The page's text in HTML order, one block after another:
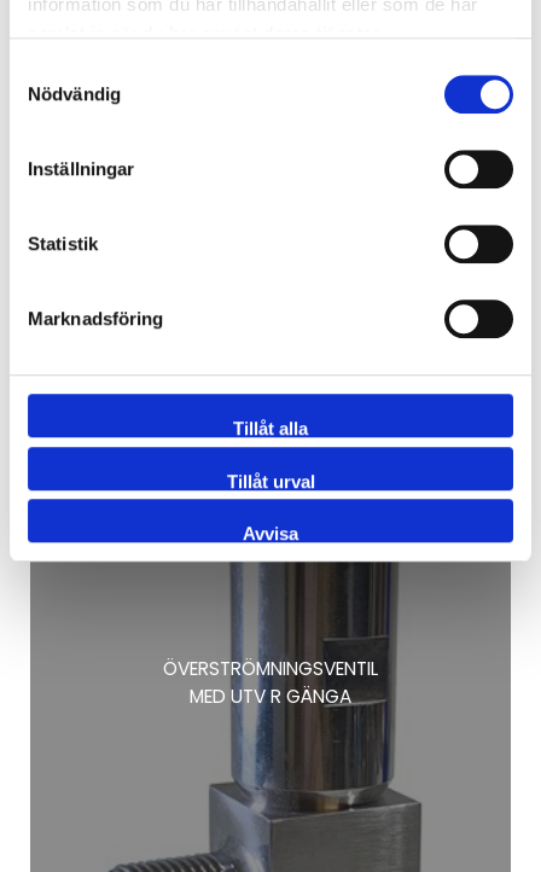
Nödvändig
Inställningar
Statistik
Marknadsföring
Tillåt alla
Tillåt urval
Avvisa
ÖVERSTRÖMNINGSVENTIL
MED UTV R GÄNGA